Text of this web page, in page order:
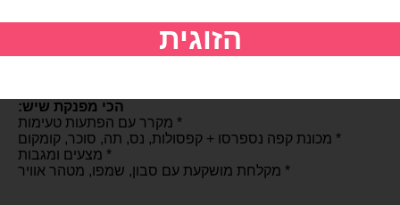
הזוגית
הכי מפנקת שיש:
* מקרר עם הפתעות טעימות
* מכונת קפה נספרסו + קפסולות, נס, תה, סוכר, קומקום
* מצעים ומגבות
* מקלחת מושקעת עם סבון, שמפו, מטהר אוויר